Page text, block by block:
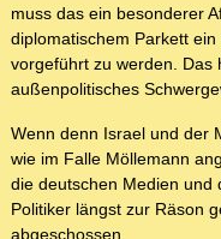
muss das ein besonderer
diplomatischem Parkett
vorgeführt zu werden. Das
außenpolitisches
Wenn denn Israel und der
wie im Falle Möllemann
die deutschen Medien und
Politiker längst zur Räson
abgeschossen.